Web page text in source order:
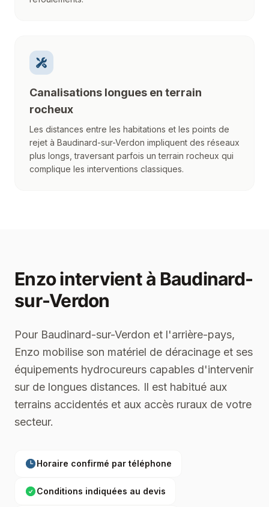
Canalisations longues en terrain
rocheux
Les distances entre les habitations et les points de
rejet à Baudinard-sur-Verdon impliquent des réseaux
plus longs, traversant parfois un terrain rocheux qui
complique les interventions classiques.
Enzointervient à Baudinard-
sur-Verdon
Pour Baudinard-sur-Verdon et l'arrière-pays,
Enzo mobilise son matériel de déracinage et ses
équipements hydrocureurs capables d'intervenir
sur de longues distances. Il est habitué aux
terrains accidentés et aux accès ruraux de votre
secteur.
Horaire confirmé par téléphone
Conditions indiquées au devis